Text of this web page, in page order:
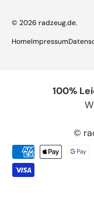
© 2026 radzeug.de.
HomeImpressum
100%
©